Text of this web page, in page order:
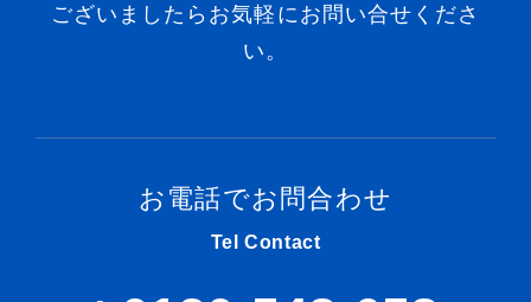
ございましたらお気軽にお問い合せくださ
い。
お電話でお問合わせ
Tel Contact